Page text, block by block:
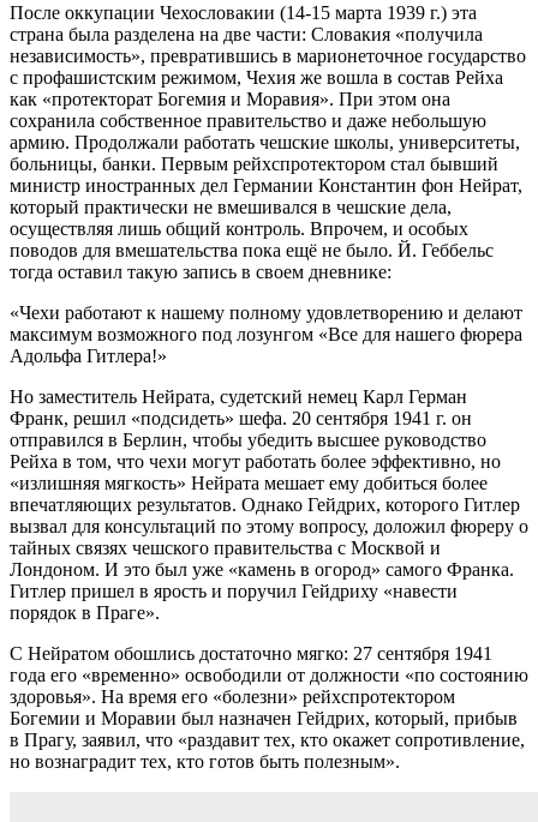
После оккупации Чехословакии (14-15 марта 1939 г.) эта
страна была разделена на две части: Словакия «получила
независимость», превратившись в марионеточное государство
с профашистским режимом, Чехия же вошла в состав Рейха
как «протекторат Богемия и Моравия». При этом она
сохранила собственное правительство и даже небольшую
армию. Продолжали работать чешские школы, университеты,
больницы, банки. Первым рейхспротектором стал бывший
министр иностранных дел Германии Константин фон Нейрат,
который практически не вмешивался в чешские дела,
осуществляя лишь общий контроль. Впрочем, и особых
поводов для вмешательства пока ещё не было. Й. Геббельс
тогда оставил такую запись в своем дневнике:
«Чехи работают к нашему полному удовлетворению и делают
максимум возможного под лозунгом «Все для нашего фюрера
Адольфа Гитлера!»
Но заместитель Нейрата, судетский немец Карл Герман
Франк, решил «подсидеть» шефа. 20 сентября 1941 г. он
отправился в Берлин, чтобы убедить высшее руководство
Рейха в том, что чехи могут работать более эффективно, но
«излишняя мягкость» Нейрата мешает ему добиться более
впечатляющих результатов. Однако Гейдрих, которого Гитлер
вызвал для консультаций по этому вопросу, доложил фюреру о
тайных связях чешского правительства с Москвой и
Лондоном. И это был уже «камень в огород» самого Франка.
Гитлер пришел в ярость и поручил Гейдриху «навести
порядок в Праге».
С Нейратом обошлись достаточно мягко: 27 сентября 1941
года его «временно» освободили от должности «по состоянию
здоровья». На время его «болезни» рейхспротектором
Богемии и Моравии был назначен Гейдрих, который, прибыв
в Прагу, заявил, что «раздавит тех, кто окажет сопротивление,
но вознаградит тех, кто готов быть полезным».